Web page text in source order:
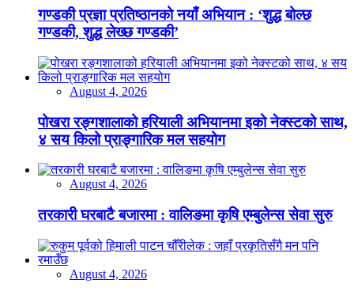
गण्डकी प्रज्ञा प्रतिष्ठानको नयाँ अभियान : ‘शुद्ध बोल्छ
गण्डकी, शुद्ध लेख्छ गण्डकी’
August 4, 2026
पोखरा रङ्गशालाको हरियाली अभियानमा इको नेक्स्टको साथ,
४ सय किलो प्राङ्गारिक मल सहयोग
August 4, 2026
तरकारी घरबाटै बजारमा : वालिङमा कृषि एम्बुलेन्स सेवा सुरु
August 4, 2026